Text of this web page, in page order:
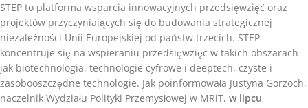
STEP to platforma wsparcia innowacyjnych przedsięwzięć oraz
projektów przyczyniających się do budowania strategicznej
niezależności Unii Europejskiej od państw trzecich. STEP
koncentruje się na wspieraniu przedsięwzięć w takich obszarach
jak biotechnologia, technologie cyfrowe i deeptech, czyste i
zasobooszczędne technologie. Jak poinformowała Justyna Gorzoch,
naczelnik Wydziału Polityki Przemysłowej w MRiT, w lipcu